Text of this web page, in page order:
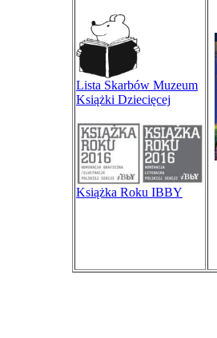
Lista Skarbów Muzeum
Książki Dziecięcej
Książka Roku IBBY